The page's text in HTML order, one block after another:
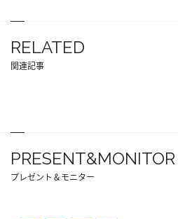
RELATED
関連記事
PRESENT&MONITOR
プレゼント＆モニター